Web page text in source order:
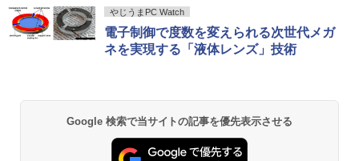
ベル9999の仲間達を手に入れて元パーテ
ぁ！』します！（23） （KCデラック
ス） [ 大前 貴史 ]
Anker Soundcore P40i オフホワイト
￥7,990
￥5,990
BRUCE WAYNE feat. Flo Milli, ATL Jacob
[Explicit]
￥250
[Explicit]
￥250
【Amazon.co.jp限定】 い・ろ・は・す 2L P
ET ラベルレス ×8本
￥1,112
富士山の天然水 バナジウム含有 水 ミネラル
ウォーター ペットボトル 静岡県産 500ミリリ
ットル (Smart Basic)
薬屋のひとりごと 17巻 (デジタル版ビッグガ
ンガンコミックス)
￥770
エース)
￥832
やじうまPC Watch
電子制御で度数を変えられる次世代メガ
ネを実現する「液体レンズ」技術
Google 検索で当サイトの記事を優先表示させる